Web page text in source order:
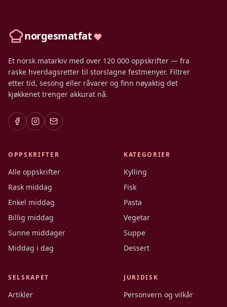
norgesmatfat
Et norsk matarkiv med over 120 000 oppskrifter — fra
raske hverdagsretter til storslagne festmenyer. Filtrer
etter tid, sesong eller råvarer og finn nøyaktig det
kjøkkenet trenger akkurat nå.
OPPSKRIFTER
Alle oppskrifter
Rask middag
Enkel middag
Billig middag
Sunne middager
Middag i dag
KATEGORIER
Kylling
Fisk
Pasta
Vegetar
Suppe
Dessert
SELSKAPET
Artikler
JURIDISK
Personvern og vilkår